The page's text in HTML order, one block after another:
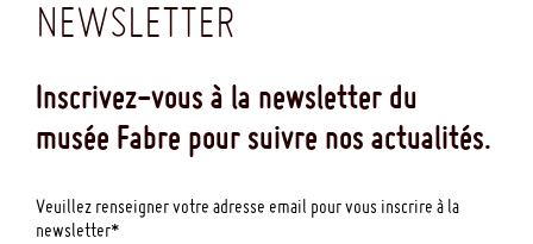
NEWSLETTER
Inscrivez-vous à la newsletter du
musée Fabre pour suivre nos actualités.
Veuillez renseigner votre adresse email pour vous inscrire à la
newsletter*